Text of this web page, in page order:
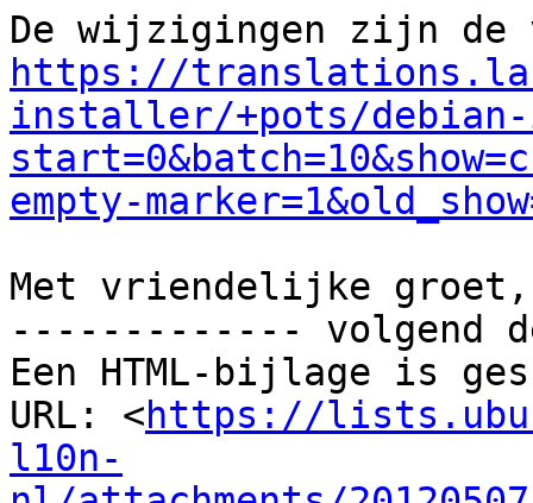
https://
installer/+pots/
empty-
Met vriendelijke
------------- volgend
Een HTML-bijlage is
URL: <https://
l10n-